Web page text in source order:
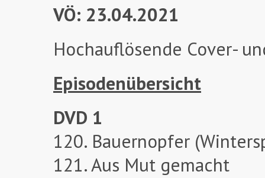
VÖ: 23.04.2021
Hochauflösende Cover-
Episodenübersicht
DVD 1
120. Bauernopfer
121. Aus Mut gemacht